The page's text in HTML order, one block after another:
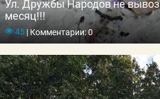
Ул. Дружбы Народов не
месяц!!!
45 |Комментарии: 0